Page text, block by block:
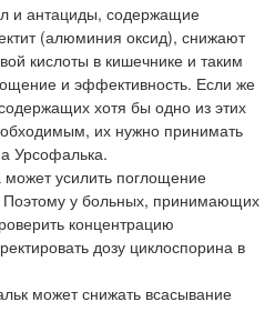
и антациды, содержащие
(алюминия оксид), снижают
кислоты в кишечнике и таким
и эффективность. Если же
хотя бы одно из этих
их нужно принимать
Урсофалька.
может усилить поглощение
Поэтому у больных, принимающих
концентрацию
дозу циклоспорина в
может снижать всасывание